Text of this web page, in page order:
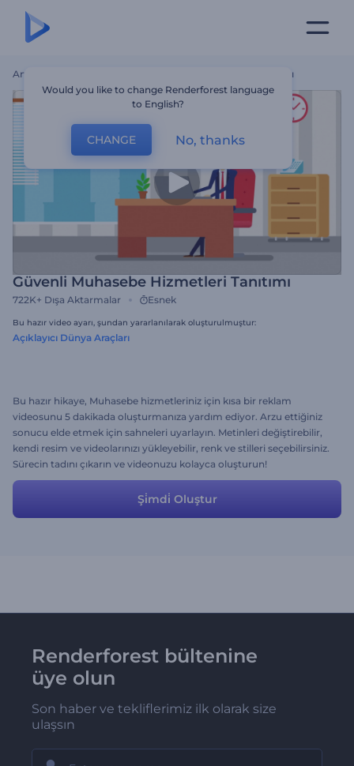
Ana Sayfa Güvenli Muhasebe Hizmetleri Tanıtımı
Güvenli Muhasebe Hizmetleri Tanıtımı
722K+ Dışa Aktarmalar Esnek
Bu hazır video ayarı, şundan yararlanılarak oluşturulmuştur:
Açıklayıcı Dünya Araçları
Bu hazır hikaye, Muhasebe hizmetleriniz için kısa bir reklam
videosunu 5 dakikada oluşturmanıza yardım ediyor. Arzu ettiğiniz
sonucu elde etmek için sahneleri uyarlayın. Metinleri değiştirebilir,
kendi resim ve videolarınızı yükleyebilir, renk ve stilleri seçebilirsiniz.
Sürecin tadını çıkarın ve videonuzu kolayca oluşturun!
Şi̇mdi̇ Oluştur
Renderforest bültenine
üye olun
Son haber ve tekliflerimiz ilk olarak size
ulaşsın
Would you like to change Renderforest language
to English?
CHANGE No, thanks